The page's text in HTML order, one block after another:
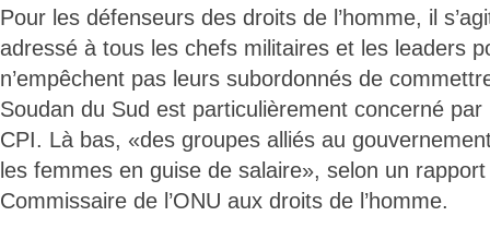
Pour les défenseurs des droits de l’homme, il
adressé à tous les chefs militaires et les leaders
n’empêchent pas leurs subordonnés de
Soudan du Sud est particulièrement concerné
CPI. Là bas, «des groupes alliés au
les femmes en guise de salaire», selon un
Commissaire de l’ONU aux droits de l’homme.